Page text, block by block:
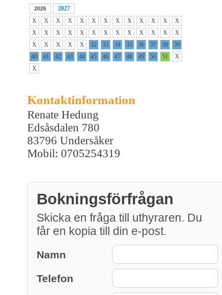
2026
2027
X
X X X X X X X X X X X
X
X
X X X X X X X X X X X
X
X
X X X X 32 33 34 35 36 37 38
39
40
41 42 43 44 45 46 47 48 49 50 51
X
X
Kontaktinformation
Renate Hedung
Edsåsdalen 780
83796 Undersåker
Mobil: 0705254319
Bokningsförfrågan
Skicka en fråga till uthyraren. Du
får en kopia till din e-post.
Namn
Telefon